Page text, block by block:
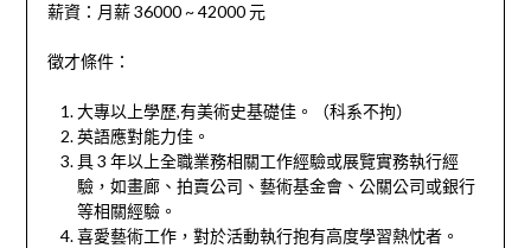
薪資：月薪 36000 ~ 42000 元
徵才條件：
大專以上學歷,有美術史基礎佳。（科系不拘）
英語應對能力佳。
具 3 年以上全職業務相關工作經驗或展覽實務執行經
驗，如畫廊、拍賣公司、藝術基金會、公關公司或銀行
等相關經驗。
喜愛藝術工作，對於活動執行抱有高度學習熱忱者。